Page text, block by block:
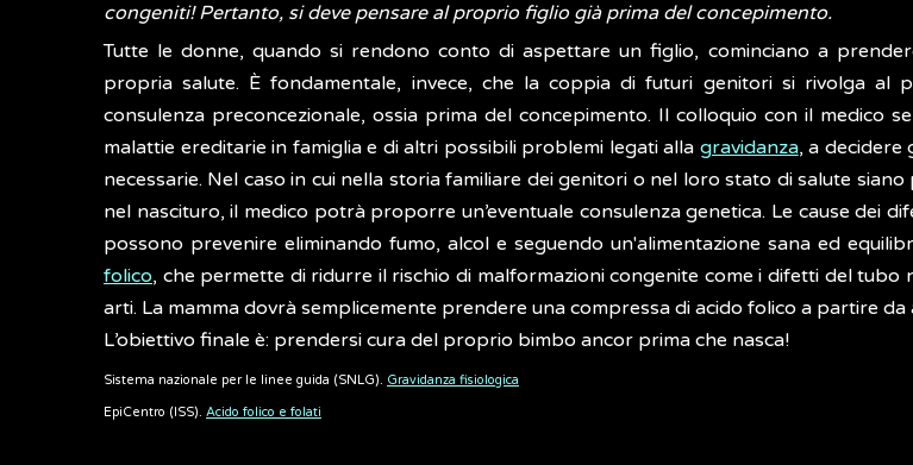
congeniti! Pertanto, si deve pensare al proprio figlio già prima del concepimento.
Tutte le donne, quando si rendono conto di aspettare un figlio, cominciano a
propria salute. È fondamentale, invece, che la coppia di futuri genitori si rivolga al
consulenza preconcezionale, ossia prima del concepimento. Il colloquio con il medico
malattie ereditarie in famiglia e di altri possibili problemi legati alla gravidanza, a decidere
necessarie. Nel caso in cui nella storia familiare dei genitori o nel loro stato di salute
nel nascituro, il medico potrà proporre un’eventuale consulenza genetica. Le cause dei
possono prevenire eliminando fumo, alcol e seguendo un'alimentazione sana ed
folico, che permette di ridurre il rischio di malformazioni congenite come i difetti del
arti. La mamma dovrà semplicemente prendere una compressa di acido folico a partire
L’obiettivo finale è: prendersi cura del proprio bimbo ancor prima che nasca!
Sistema nazionale per le linee guida (SNLG). Gravidanza fisiologica
EpiCentro (ISS). Acido folico e folati